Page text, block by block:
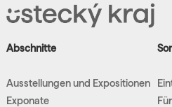
Abschnitte
Ausstellungen und Expositionen
Exponate